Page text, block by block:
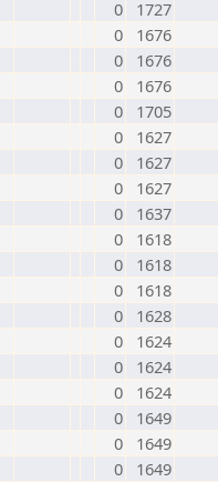
0
1727
0
1676
0
1676
0
1676
0
1705
0
1627
0
1627
0
1627
0
1637
0
1618
0
1618
0
1618
0
1628
0
1624
0
1624
0
1624
0
1649
0
1649
0
1649